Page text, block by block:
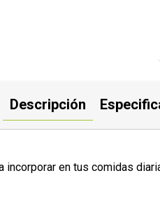
Descripción
incorporar en tus comidas